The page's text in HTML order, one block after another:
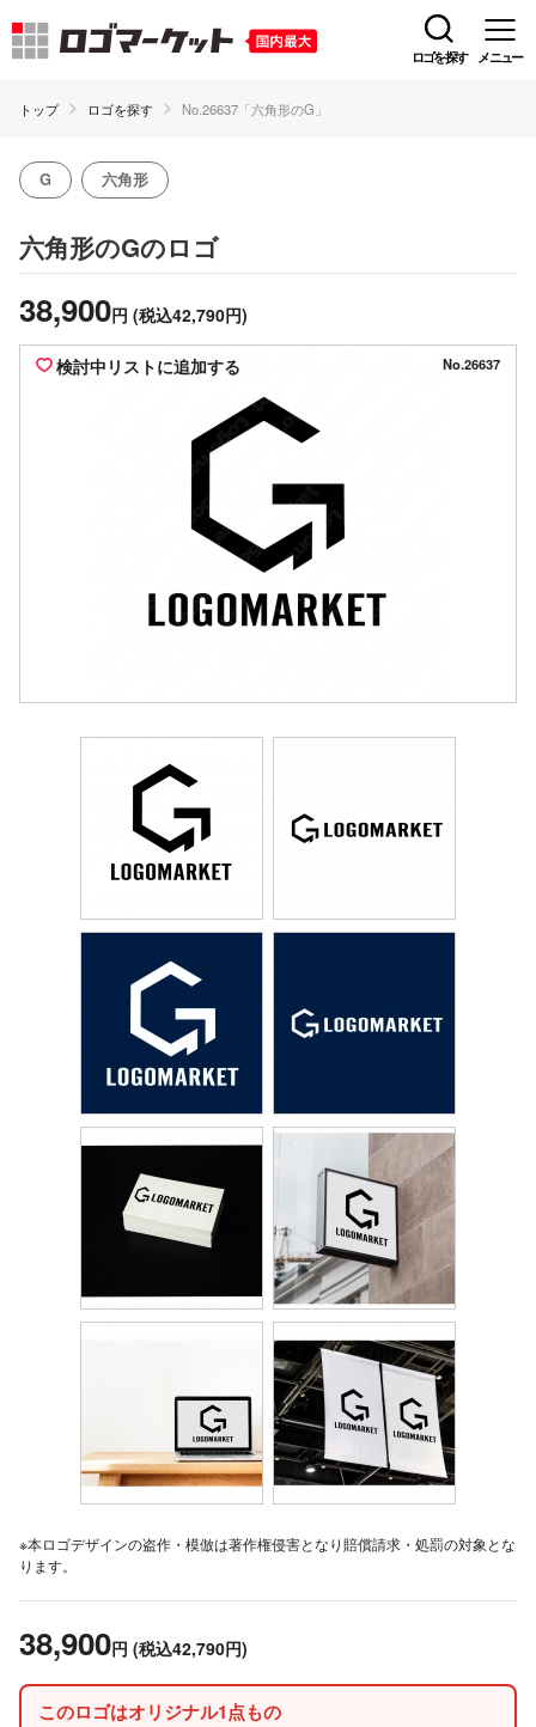
ロゴを探す メニュー
トップ ロゴを探す No.26637「六角形のG」
G 六角形
六角形のGのロゴ
38,900円 (税込42,790円)
検討中リストに追加する No.26637
※本ロゴデザインの盗作・模倣は著作権侵害となり賠償請求・処罰の対象とな
ります。
38,900円 (税込42,790円)
このロゴはオリジナル1点もの